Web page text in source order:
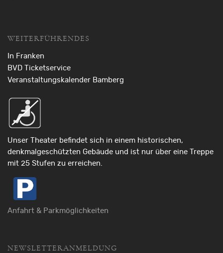
WEITERFÜHRENDES
In Franken
BVD Ticketservice
Veranstaltungskalender Bamberg
Unser Theater befindet sich in einem historischen,
denkmalgeschützten Gebäude und ist nur über eine Treppe
mit 25 Stufen zu erreichen.
Anfahrt & Parkmöglichkeiten
NEWSLETTERANMELDUNG